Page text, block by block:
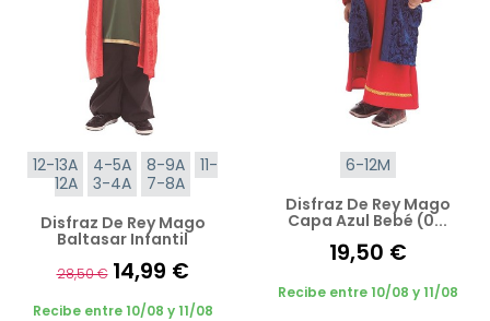
12-13A 4-5A 8-9A
11-
12A
3-4A
7-8A
Disfraz De Rey Mago
Baltasar Infantil
28,50 € 14,99 €
Recibe entre 10/08 y 11/08
6-12M
Disfraz De Rey Mago
Capa Azul Bebé (0...
19,50 €
Recibe entre 10/08 y 11/08